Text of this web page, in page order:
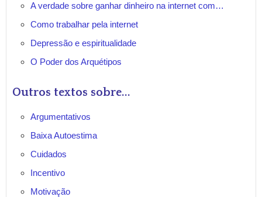
A verdade sobre ganhar dinheiro na internet com…
Como trabalhar pela internet
Depressão e espiritualidade
O Poder dos Arquétipos
Outros textos sobre...
Argumentativos
Baixa Autoestima
Cuidados
Incentivo
Motivação